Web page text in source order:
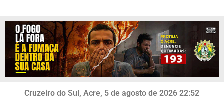
Cruzeiro do Sul, Acre, 5 de agosto de 2026 22:52